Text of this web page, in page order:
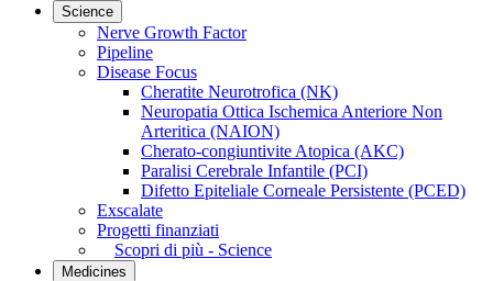
Science
Nerve Growth Factor
Pipeline
Disease Focus
Cheratite Neurotrofica (NK)
Neuropatia Ottica Ischemica Anteriore Non
Arteritica (NAION)
Cherato-congiuntivite Atopica (AKC)
Paralisi Cerebrale Infantile (PCI)
Difetto Epiteliale Corneale Persistente (PCED)
Exscalate
Progetti finanziati
Scopri di più - Science
Medicines